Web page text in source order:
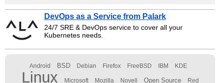
DevOps as a Service from Palark
24/7 SRE & DevOps service to cover all your
Kubernetes needs.
Android BSD Debian Firefox FreeBSD IBM KDE
Linux Microsoft Mozilla Novell Open Source Red